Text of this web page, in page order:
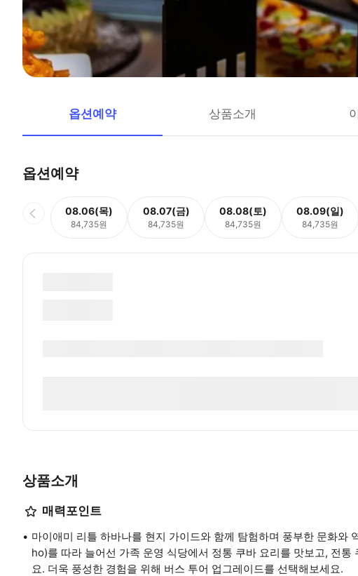
옵션예약 상품소개
옵션예약
08.06(목)
84,735원
08.07(금)
84,735원
08.08(토)
84,735원
08.09(일)
84,735원
상품소개
매력포인트
마이애미 리틀 하바나를 현지 가이드와 함께 탐험하며 풍부한 문화와
ho)를 따라 늘어선 가족 운영 식당에서 정통 쿠바 요리를 맛보고, 전
요. 더욱 풍성한 경험을 위해 버스 투어 업그레이드를 선택해보세요.